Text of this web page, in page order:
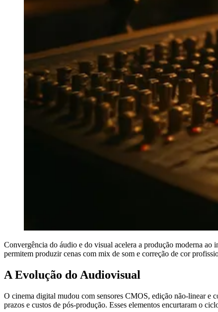
Convergência do áudio e do visual acelera a produção moderna ao
permitem produzir cenas com mix de som e correção de cor
A Evolução do Audiovisual
O cinema digital mudou com sensores CMOS, edição não-linear e
prazos e custos de pós-produção. Esses elementos encurtaram o